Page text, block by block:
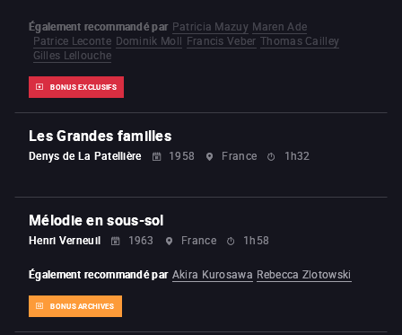
BONUS EXCLUSIFS
Également recommandé par Patricia Mazuy Maren Ade
Patrice Leconte Dominik Moll Francis Veber Thomas Cailley
Gilles Lellouche
Les Grandes familles
Denys de La Patellière 1958 France 1h32
Mélodie en sous-sol
Henri Verneuil 1963 France 1h58
BONUS ARCHIVES
Également recommandé par Akira Kurosawa Rebecca Zlotowski